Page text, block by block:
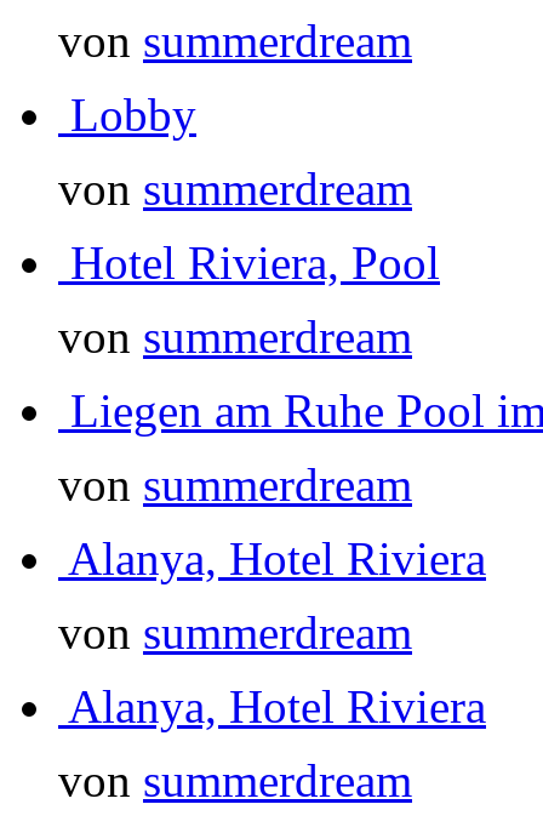
von summerdream
Lobby
von summerdream
Hotel Riviera, Pool
von summerdream
Liegen am Ruhe Pool
von summerdream
Alanya, Hotel Riviera
von summerdream
Alanya, Hotel Riviera
von summerdream